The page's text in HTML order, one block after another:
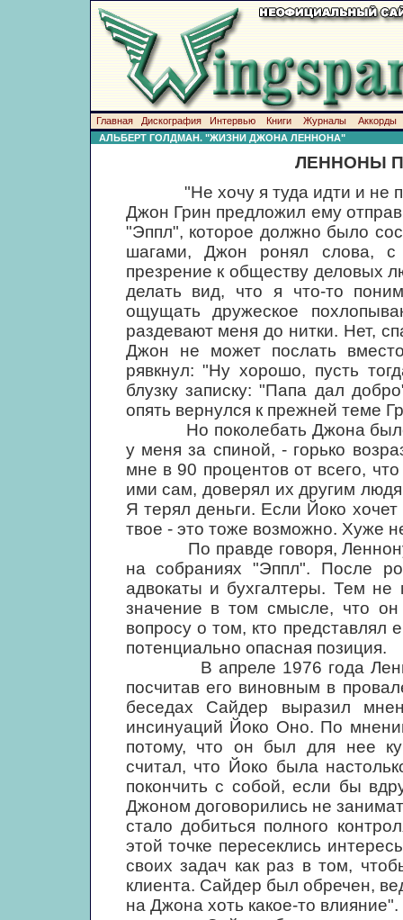
Главная Дискография Интервью Книги Журналы
Аккорды
АЛЬБЕРТ ГОЛДМАН. "ЖИЗНИ ДЖОНА ЛЕННОНА"
ЛЕННОНЫ
"Не хочу я туда идти и не
Джон Грин предложил ему
"Эппл", которое должно было
шагами, Джон ронял слова,
презрение к обществу деловых
делать вид, что я что-то
ощущать дружеское
раздевают меня до нитки. Нет,
Джон не может послать
рявкнул: "Ну хорошо, пусть
блузку записку: "Папа дал
опять вернулся к прежней теме
Но поколебать Джона было
у меня за спиной, - горько
мне в 90 процентов от всего,
ими сам, доверял их другим
Я терял деньги. Если Йоко
твое - это тоже возможно. Хуже
По правде говоря, Леннону
на собраниях "Эппл". После
адвокаты и бухгалтеры. Тем не
значение в том смысле, что он
вопросу о том, кто представлял
потенциально опасная позиция.
В апреле 1976 года
посчитав его виновным в
беседах Сайдер выразил
инсинуаций Йоко Оно. По
потому, что он был для нее
считал, что Йоко была
покончить с собой, если бы
Джоном договорились не
стало добиться полного
этой точке пересеклись
своих задач как раз в том,
клиента. Сайдер был обречен,
на Джона хоть какое-то влияние".